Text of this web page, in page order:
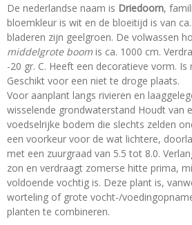
De nederlandse naam is Driedoorn,
bloemkleur is wit en de bloeitijd is van
bladeren zijn geelgroen. De volwassen
middelgrote boom is ca. 1000 cm.
-20 gr. C. Heeft een decoratieve vorm. Is
Geschikt voor een niet te droge plaats.
Voor aanplant langs rivieren en
wisselende grondwaterstand Houdt van
voedselrijke bodem die slechts zelden
een voorkeur voor de wat lichtere,
met een zuurgraad van 5.5 tot 8.0.
zon en verdraagt zomerse hitte prima,
voldoende vochtig is. Deze plant is,
worteling of grote vocht-/
planten te combineren.